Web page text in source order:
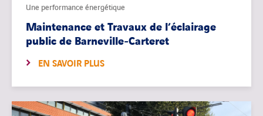
Une performance énergétique
Maintenance et Travaux de l’éclairage
public de Barneville-Carteret
EN SAVOIR PLUS